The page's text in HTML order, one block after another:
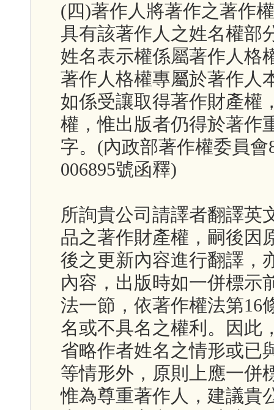
(四)著作人將著作之著作
具有該著作人之姓名權部
姓名表示權係屬著作人格
著作人格權專屬於著作人
如係受讓取得著作財產權
權，惟出版者仍得於著作
字。(內政部著作權委員會
006895號函釋)
所詢貴公司請譯者翻譯英
品之著作財產權，嗣後因
後之更新內容進行翻譯，
內容，出版時如一併標示
法一節，依著作權法第16
名或不具名之權利。因此
省略作者姓名之情形或已
等情形外，原則上應一併
惟為尊重著作人，建議貴